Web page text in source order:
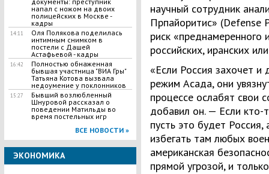
напал с ножом на двоих
полицейских в Москве -
кадры
14:11
Оля Полякова поделилась
интимным снимком в
постели с Дашей
Астафьевой - кадры
16:42
Полностью обнаженная
бывшая участница "ВИА Гры"
Татьяна Котова вызвала
недоумение у поклонников
15:27
Бывший возлюбленный
Шнуровой рассказал о
поведении Матильды во
время постельных игр
ВСЕ НОВОСТИ »
ЭКОНОМИКА
научный сотрудник
Прпайоритис» (Defense
риск «преднамеренного
российских, иранских
«Если Россия захочет
режим Асада, они
процессе ослабят свои
добавил он. — Если кто-
пусть это будет
избегать там любых
американская
прямой угрозой, и